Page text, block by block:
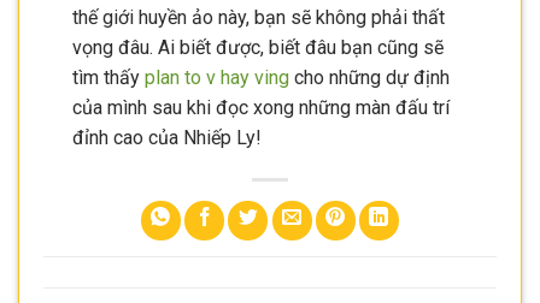
thế giới huyền ảo này, bạn sẽ không phải thất
vọng đâu. Ai biết được, biết đâu bạn cũng sẽ
tìm thấy plan to v hay ving cho những dự định
của mình sau khi đọc xong những màn đấu trí
đỉnh cao của Nhiếp Ly!